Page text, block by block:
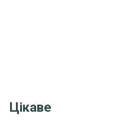
Цікаве